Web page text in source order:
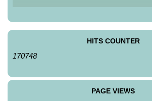
HITS COUNTER
170748
PAGE VIEWS